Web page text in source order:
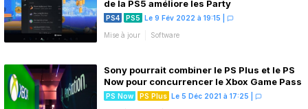
de la PS5 améliore les Party
PS4 PS5 Le 9 Fév 2022 à 19:15
Mise à jour Software
Sony pourrait combiner le PS Plus et le PS
Now pour concurrencer le Xbox Game Pass
PS Now PS Plus Le 5 Déc 2021 à 17:25